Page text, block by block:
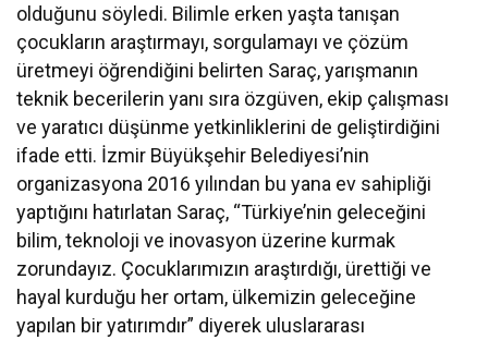
olduğunu söyledi. Bilimle erken yaşta tanışan
çocukların araştırmayı, sorgulamayı ve çözüm
üretmeyi öğrendiğini belirten Saraç, yarışmanın
teknik becerilerin yanı sıra özgüven, ekip çalışması
ve yaratıcı düşünme yetkinliklerini de geliştirdiğini
ifade etti. İzmir Büyükşehir Belediyesi’nin
organizasyona 2016 yılından bu yana ev sahipliği
yaptığını hatırlatan Saraç, “Türkiye’nin geleceğini
bilim, teknoloji ve inovasyon üzerine kurmak
zorundayız. Çocuklarımızın araştırdığı, ürettiği ve
hayal kurduğu her ortam, ülkemizin geleceğine
yapılan bir yatırımdır” diyerek uluslararası